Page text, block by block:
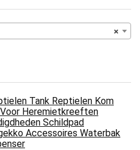
×
Tank Reptielen Kom
Heremietkreeften
Schildpad
Accessoires Waterbak